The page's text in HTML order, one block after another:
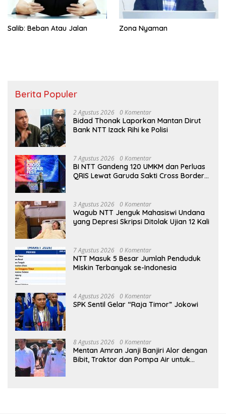
Salib: Beban Atau Jalan Zona Nyaman
Berita Populer
2 Agustus 2026 0 Komentar
Bidad Thonak Laporkan Mantan Dirut
Bank NTT Izack Rihi ke Polisi
7 Agustus 2026 0 Komentar
BI NTT Gandeng 120 UMKM dan Perluas
QRIS Lewat Garuda Sakti Cross Border
3 Agustus 2026 0 Komentar
Wagub NTT Jenguk Mahasiswi Undana
yang Depresi Skripsi Ditolak Ujian 12 Kali
7 Agustus 2026 0 Komentar
NTT Masuk 5 Besar Jumlah Penduduk
Miskin Terbanyak se-Indonesia
4 Agustus 2026 0 Komentar
SPK Sentil Gelar “Raja Timor” Jokowi
8 Agustus 2026 0 Komentar
Mentan Amran Janji Banjiri Alor dengan
Bibit, Traktor dan Pompa Air untuk